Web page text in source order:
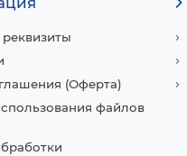
(Оферта)
файлов